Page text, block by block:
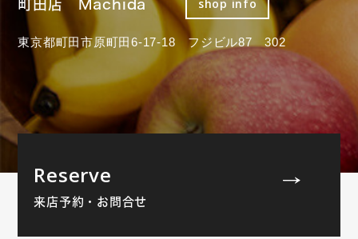
shop info
東京都町田市原町田6-17-18 フジビル87 302
Reserve
来店予約・お問合せ